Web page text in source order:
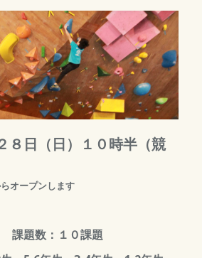
８日（日）１０時半（競
プンします
課題数：１０課題